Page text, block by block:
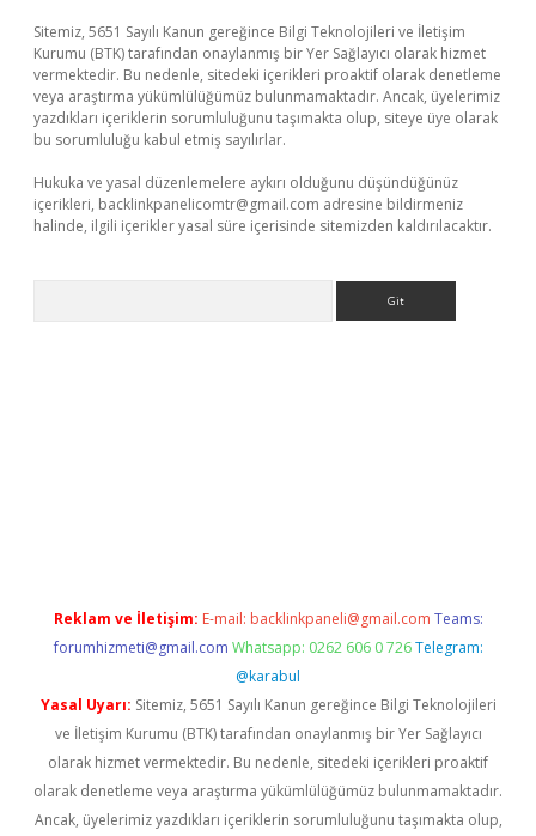
Sitemiz, 5651 Sayılı Kanun gereğince Bilgi Teknolojileri ve İletişim
Kurumu (BTK) tarafından onaylanmış bir Yer Sağlayıcı olarak hizmet
vermektedir. Bu nedenle, sitedeki içerikleri proaktif olarak denetleme
veya araştırma yükümlülüğümüz bulunmamaktadır. Ancak, üyelerimiz
yazdıkları içeriklerin sorumluluğunu taşımakta olup, siteye üye olarak
bu sorumluluğu kabul etmiş sayılırlar.
Hukuka ve yasal düzenlemelere aykırı olduğunu düşündüğünüz
içerikleri, backlinkpanelicomtr@gmail.com adresine bildirmeniz
halinde, ilgili içerikler yasal süre içerisinde sitemizden kaldırılacaktır.
Reklam ve İletişim: E-mail: backlinkpaneli@gmail.com Teams:
forumhizmeti@gmail.com Whatsapp: 0262 606 0 726 Telegram:
@karabul
Yasal Uyarı: Sitemiz, 5651 Sayılı Kanun gereğince Bilgi Teknolojileri
ve İletişim Kurumu (BTK) tarafından onaylanmış bir Yer Sağlayıcı
olarak hizmet vermektedir. Bu nedenle, sitedeki içerikleri proaktif
olarak denetleme veya araştırma yükümlülüğümüz bulunmamaktadır.
Ancak, üyelerimiz yazdıkları içeriklerin sorumluluğunu taşımakta olup,